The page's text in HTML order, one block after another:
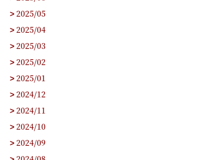
> 2025/05
> 2025/04
> 2025/03
> 2025/02
> 2025/01
> 2024/12
> 2024/11
> 2024/10
> 2024/09